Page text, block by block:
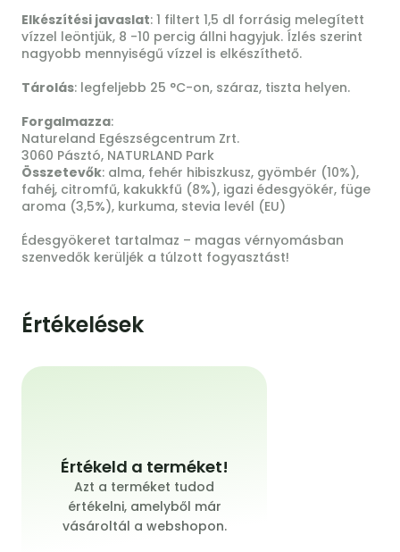
Elkészítési javaslat: 1 filtert 1,5 dl forrásig melegített
vízzel leöntjük, 8 -10 percig állni hagyjuk. Ízlés szerint
nagyobb mennyiségű vízzel is elkészíthető.
Tárolás: legfeljebb 25 °C-on, száraz, tiszta helyen.
Forgalmazza:
Natureland Egészségcentrum Zrt.
3060 Pásztó, NATURLAND Park
Összetevők: alma, fehér hibiszkusz, gyömbér (10%),
fahéj, citromfű, kakukkfű (8%), igazi édesgyökér, füge
aroma (3,5%), kurkuma, stevia levél (EU)
Édesgyökeret tartalmaz – magas vérnyomásban
szenvedők kerüljék a túlzott fogyasztást!
Értékelések
Értékeld a terméket!
Azt a terméket tudod
értékelni, amelyből már
vásároltál a webshopon.